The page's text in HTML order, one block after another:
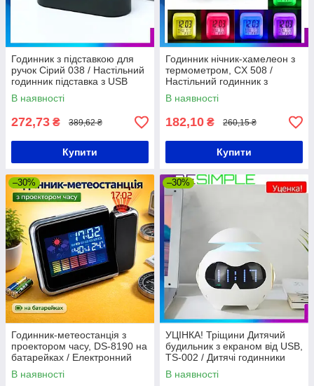
Годинник з підставкою для
ручок Сірий 038 / Настільний
годинник підставка з USB
В наявності
272,73 ₴ 389,62 ₴
Купити
Годинник нічник-хамелеон з
термометром, CX 508 /
Настільний годинник з
будильником, календарем та
LED підсвічуванням
В наявності
182,10 ₴ 260,15 ₴
Купити
–30%
Годинник-метеостанція з
проектором часу, DS-8190 на
батарейках / Електронний
годинник / Годинник
настільний
В наявності
–30%
УЦІНКА! Тріщини Дитячий
будильник з екраном від USB,
TS-002 / Дитячі годинники
настільні / Розумний
будильник для дітей
В наявності